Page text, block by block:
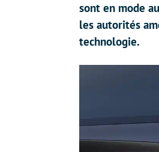
sont en mode
les autorités
technologie.